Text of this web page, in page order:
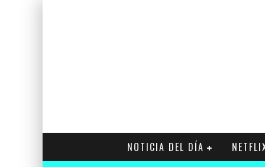
NOTICIA DEL DÍA